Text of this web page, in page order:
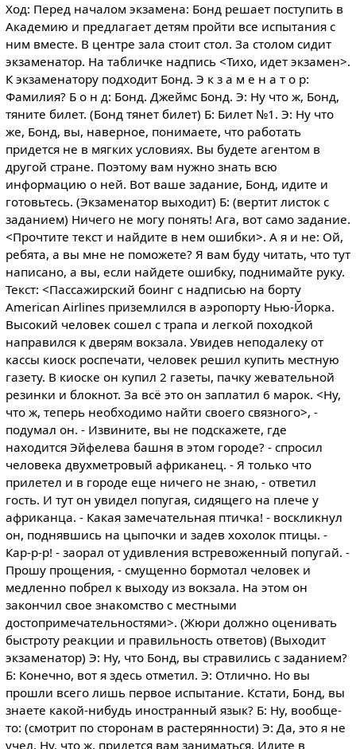
Ход: Перед началом экзамена: Бонд решает поступить в
Академию и предлагает детям пройти все испытания с
ним вместе. В центре зала стоит стол. За столом сидит
экзаменатор. На табличке надпись <Тихо, идет экзамен>.
К экзаменатору подходит Бонд. Э к з а м е н а т о р:
Фамилия? Б о н д: Бонд. Джеймс Бонд. Э: Ну что ж, Бонд,
тяните билет. (Бонд тянет билет) Б: Билет №1. Э: Ну что
же, Бонд, вы, наверное, понимаете, что работать
придется не в мягких условиях. Вы будете агентом в
другой стране. Поэтому вам нужно знать всю
информацию о ней. Вот ваше задание, Бонд, идите и
готовьтесь. (Экзаменатор выходит) Б: (вертит листок с
заданием) Ничего не могу понять! Ага, вот само задание.
<Прочтите текст и найдите в нем ошибки>. А я и не: Ой,
ребята, а вы мне не поможете? Я вам буду читать, что тут
написано, а вы, если найдете ошибку, поднимайте руку.
Текст: <Пассажирский боинг с надписью на борту
American Airlines приземлился в аэропорту Нью-Йорка.
Высокий человек сошел с трапа и легкой походкой
направился к дверям вокзала. Увидев неподалеку от
кассы киоск роспечати, человек решил купить местную
газету. В киоске он купил 2 газеты, пачку жевательной
резинки и блокнот. За всё это он заплатил 6 марок. <Ну,
что ж, теперь необходимо найти своего связного>, -
подумал он. - Извините, вы не подскажете, где
находится Эйфелева башня в этом городе? - спросил
человека двухметровый африканец. - Я только что
прилетел и в городе еще ничего не знаю, - ответил
гость. И тут он увидел попугая, сидящего на плече у
африканца. - Какая замечательная птичка! - воскликнул
он, поднявшись на цыпочки и задев хохолок птицы. -
Кар-р-р! - заорал от удивления встревоженный попугай. -
Прошу прощения, - смущенно бормотал человек и
медленно побрел к выходу из вокзала. На этом он
закончил свое знакомство с местными
достопримечательностями>. (Жюри должно оценивать
быстроту реакции и правильность ответов) (Выходит
экзаменатор) Э: Ну, что Бонд, вы стравились с заданием?
Б: Конечно, вот я здесь отметил. Э: Отлично. Но вы
прошли всего лишь первое испытание. Кстати, Бонд, вы
знаете какой-нибудь иностранный язык? Б: Ну, вообще-
то: (смотрит по сторонам в растерянности) Э: Да, это я не
учел. Ну, что ж, придется вам заниматься. Идите в